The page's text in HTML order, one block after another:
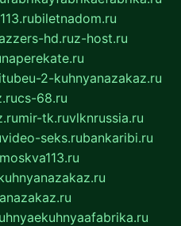
biletnadom.ru
hd.ruz-host.ru
naperekate.ru
2-kuhnyanazakaz.ru
cs-68.ru
mir-tk.ruvlknrussia.ru
video-seks.rubankaribi.ru